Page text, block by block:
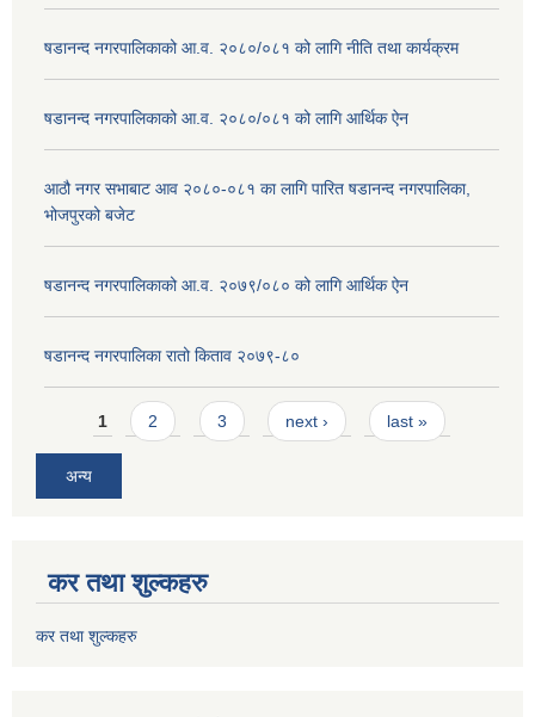
षडानन्द नगरपालिकाको आ.व. २०८०/०८१ को लागि नीति तथा कार्यक्रम
षडानन्द नगरपालिकाको आ.व. २०८०/०८१ को लागि आर्थिक ऐन
आठौ नगर सभाबाट आव २०८०-०८१ का लागि पारित षडानन्द नगरपालिका,
भोजपुरको बजेट
षडानन्द नगरपालिकाको आ.व. २०७९/०८० को लागि आर्थिक ऐन
षडानन्द नगरपालिका रातो किताव २०७९-८०
Pages
1 2 3 next › last »
अन्य
कर तथा शुल्कहरु
कर तथा शुल्कहरु